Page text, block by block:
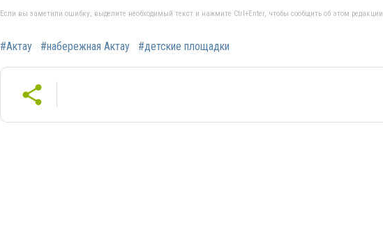
Если вы заметили ошибку, выделите необходимый текст и нажмите Ctrl+Enter, чтобы сообщить об этом редакции
#Актау #набережная Актау #детские площадки